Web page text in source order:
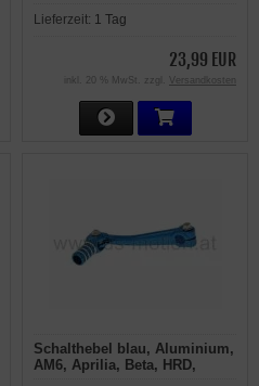
Lieferzeit: 1 Tag
23,99 EUR
inkl. 20 % MwSt. zzgl. Versandkosten
Schalthebel blau, Aluminium,
AM6, Aprilia, Beta, HRD,